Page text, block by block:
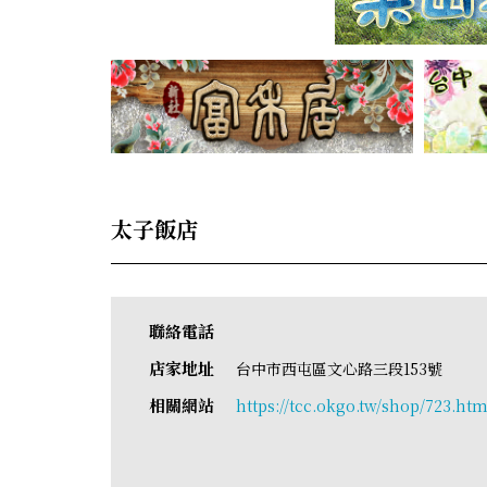
太子飯店
聯絡電話
店家地址
台中市西屯區文心路三段153號
相關網站 https://tcc.okgo.tw/shop/